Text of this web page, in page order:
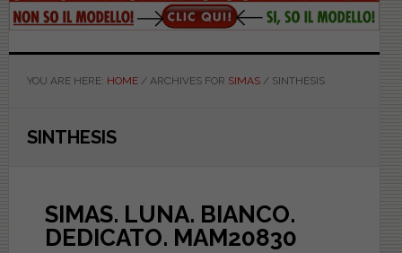
YOU ARE HERE: HOME /ARCHIVES FOR SIMAS /SINTHESIS
SINTHESIS
SIMAS. LUNA. BIANCO.
DEDICATO. MAM20830